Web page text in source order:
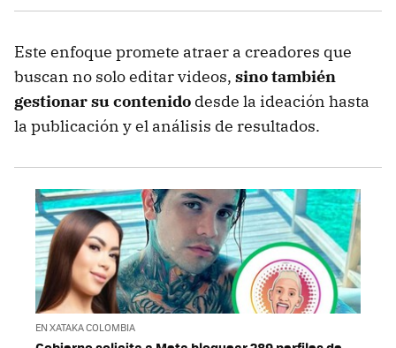
Este enfoque promete atraer a creadores que
buscan no solo editar videos, sino también
gestionar su contenido desde la ideación hasta
la publicación y el análisis de resultados.
EN XATAKA COLOMBIA